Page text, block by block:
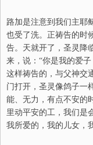
路加是注意到我们主耶
也受了洗。正祷告的时
告。 天就开了，圣灵降
来，说： “你是我的爱子
这样祷告的，与父神交
门打开，圣灵像鸽子一
能、无力，有点不安
里动平安的工，我们
我所爱的，我的儿女，